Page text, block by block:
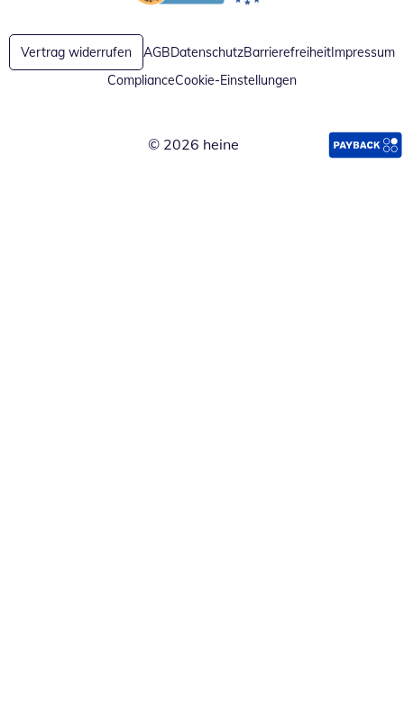
Öffnet in neuem FensterÖffnet in neuem Fenster
Vertrag widerrufen AGBDatenschutzBarrierefreiheitImpressum
ComplianceCookie-Einstellungen
© 2026 heine